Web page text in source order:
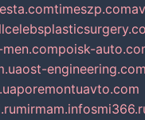
timeszp.com
poisk-
ost-engineering.com
poremontuavto.com
mirmam.info